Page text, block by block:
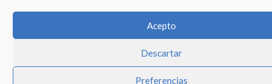
Acepto
Descartar
Preferencias